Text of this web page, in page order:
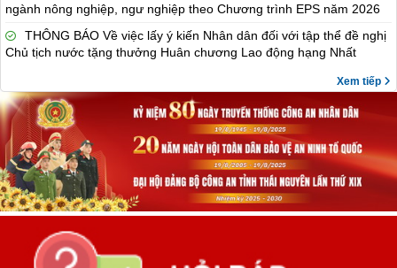
ngành nông nghiệp, ngư nghiệp theo Chương trình EPS năm 2026
THÔNG BÁO Về việc lấy ý kiến Nhân dân đối với tập thể đề nghị
Chủ tịch nước tặng thưởng Huân chương Lao động hạng Nhất
Xem tiếp